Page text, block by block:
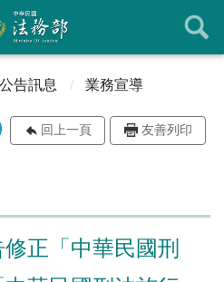
告訊息 業務宣導
回上一頁 友善列印
正「中華民國刑